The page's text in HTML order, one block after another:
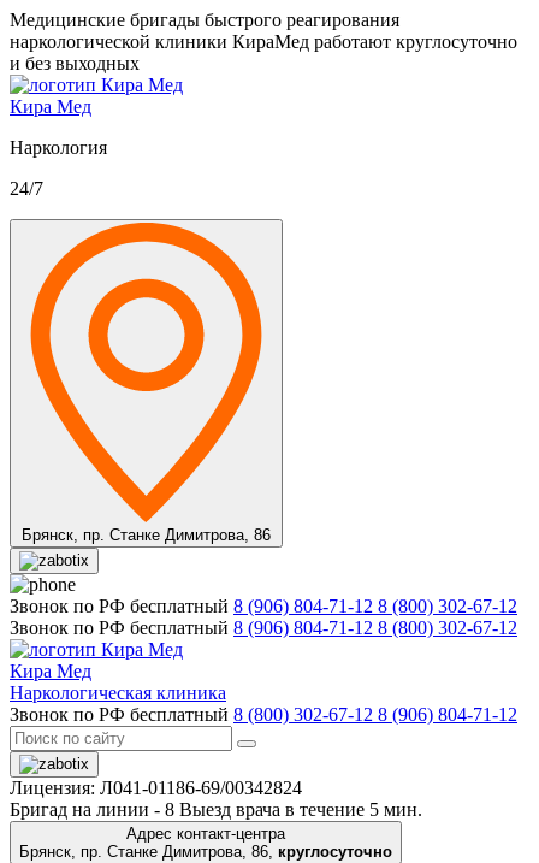
Медицинские бригады быстрого реагирования
наркологической клиники КираМед работают круглосуточно
и без выходных
Кира Мед
Наркология
24/7
Брянск, пр. Станке Димитрова, 86
Звонок по РФ бесплатный 8 (906) 804-71-12 8 (800) 302-67-12
Звонок по РФ бесплатный 8 (906) 804-71-12 8 (800) 302-67-12
Кира Мед
Наркологическая клиника
Звонок по РФ бесплатный 8 (800) 302-67-12 8 (906) 804-71-12
Лицензия: Л041-01186-69/00342824
Бригад на линии - 8 Выезд врача в течение 5 мин.
Адрес контакт-центра
Брянск, пр. Станке Димитрова, 86, круглосуточно